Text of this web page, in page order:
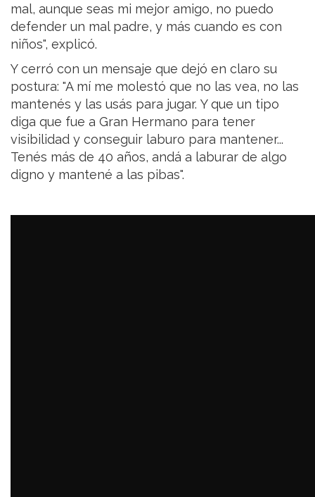
mal, aunque seas mi mejor amigo, no puedo
defender un mal padre, y más cuando es con
niños", explicó.
Y cerró con un mensaje que dejó en claro su
postura: "A mí me molestó que no las vea, no las
mantenés y las usás para jugar. Y que un tipo
diga que fue a Gran Hermano para tener
visibilidad y conseguir laburo para mantener...
Tenés más de 40 años, andá a laburar de algo
digno y mantené a las pibas".